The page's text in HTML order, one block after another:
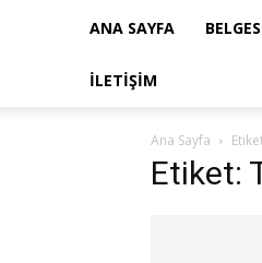
ANA SAYFA
İLETIŞIM
Ana Sayfa
Etiket: